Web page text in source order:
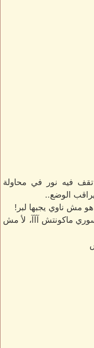
فيه نور في محاولة
الوضع..
مش ناوي يجبها لبر!
ماكونتش آآآ، لأ مش